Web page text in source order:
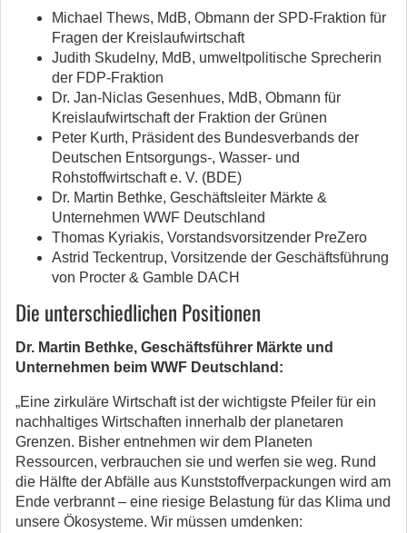
Michael Thews, MdB, Obmann der SPD-Fraktion für
Fragen der Kreislaufwirtschaft
Judith Skudelny, MdB, umweltpolitische Sprecherin
der FDP-Fraktion
Dr. Jan-Niclas Gesenhues, MdB, Obmann für
Kreislaufwirtschaft der Fraktion der Grünen
Peter Kurth, Präsident des Bundesverbands der
Deutschen Entsorgungs-, Wasser- und
Rohstoffwirtschaft e. V. (BDE)
Dr. Martin Bethke, Geschäftsleiter Märkte &
Unternehmen WWF Deutschland
Thomas Kyriakis, Vorstandsvorsitzender PreZero
Astrid Teckentrup, Vorsitzende der Geschäftsführung
von Procter & Gamble DACH
Die unterschiedlichen Positionen
Dr. Martin Bethke, Geschäftsführer Märkte und
Unternehmen beim WWF Deutschland:
„Eine zirkuläre Wirtschaft ist der wichtigste Pfeiler für ein
nachhaltiges Wirtschaften innerhalb der planetaren
Grenzen. Bisher entnehmen wir dem Planeten
Ressourcen, verbrauchen sie und werfen sie weg. Rund
die Hälfte der Abfälle aus Kunststoffverpackungen wird am
Ende verbrannt – eine riesige Belastung für das Klima und
unsere Ökosysteme. Wir müssen umdenken: